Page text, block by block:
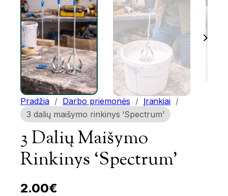
Pradžia / Darbo priemonės / Įrankiai /
3 dalių maišymo rinkinys ‘Spectrum’
3 Dalių Maišymo
Rinkinys ‘Spectrum’
2.00€